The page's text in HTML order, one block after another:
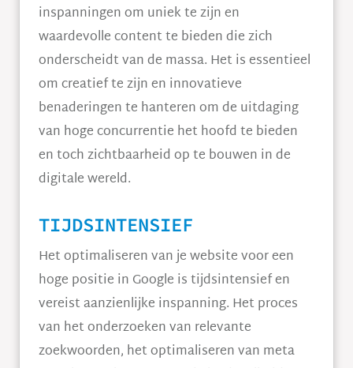
inspanningen om uniek te zijn en
waardevolle content te bieden die zich
onderscheidt van de massa. Het is essentieel
om creatief te zijn en innovatieve
benaderingen te hanteren om de uitdaging
van hoge concurrentie het hoofd te bieden
en toch zichtbaarheid op te bouwen in de
digitale wereld.
TIJDSINTENSIEF
Het optimaliseren van je website voor een
hoge positie in Google is tijdsintensief en
vereist aanzienlijke inspanning. Het proces
van het onderzoeken van relevante
zoekwoorden, het optimaliseren van meta